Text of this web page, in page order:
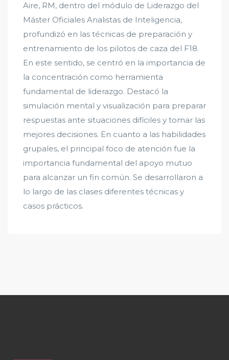
Aire, RM, dentro del módulo de Liderazgo del
Máster Oficiales Analistas de Inteligencia,
profundizó en las técnicas de preparación y
entrenamiento de los pilotos de caza del F18.
En este sentido, se centró en la importancia de
la concentración como herramienta
fundamental de liderazgo. Destacó la
simulación mental y visualización para preparar
respuestas ante situaciones difíciles y tomar las
mejores decisiones. En cuanto a las habilidades
grupales, el principal foco de atención fue la
importancia fundamental del apoyo mutuo
para alcanzar un fin común. Se desarrollaron a
lo largo de las clases diferentes técnicas y
casos prácticos.